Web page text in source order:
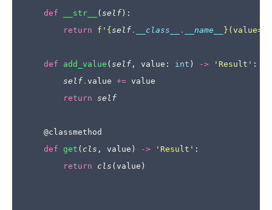
def __str__ ( self ):
return
f ' { self . __class__ . __name__ } (value=
def add_value ( self , value : int ) -> 'Result' :
self . value += value
return self
@classmethod
def get ( cls , value ) -> 'Result' :
return
cls ( value )